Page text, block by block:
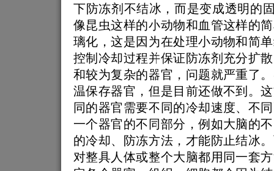
下防冻剂不结冰，而是变成透明的
像昆虫这样的小动物和血管这样的
璃化，这是因为在处理小动物和简
控制冷却过程并保证防冻剂充分扩
和较为复杂的器官，问题就严重了
温保存器官，但是目前还做不到。
同的器官需要不同的冷却速度、不
一个器官的不同部分，例如大脑的
的冷却、防冻方法，才能防止结冰
对整具人体或整个大脑都用同一套